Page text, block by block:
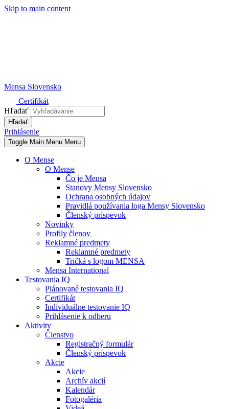
Skip to main content
Mensa Slovensko
Certifikát
Hľadať
Prihlásenie
Toggle Main Menu Menu
O Mense
O Mense
Čo je Mensa
Stanovy Mensy Slovensko
Ochrana osobných údajov
Pravidlá používania loga Mensy Slovensko
Členský príspevok
Novinky
Profily členov
Reklamné predmety
Reklamné predmety
Tričká s logom MENSA
Mensa International
Testovania IQ
Plánované testovania IQ
Certifikát
Individuálne testovanie IQ
Prihlásenie k odberu
Aktivity
Členstvo
Registračný formulár
Členský príspevok
Akcie
Akcie
Archív akcií
Kalendár
Fotogaléria